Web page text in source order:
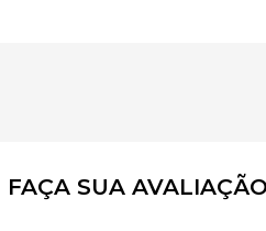
FAÇA SUA AVALIAÇÃO